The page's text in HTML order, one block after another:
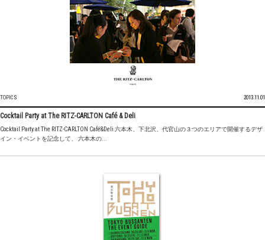
TOPICS 2013.11.01
Cocktail Party at The RITZ-CARLTON Café & Deli
Cocktail Party at The RITZ-CARLTON Café&Deli 六本木、下北沢、代官山の３つのエリアで開催するデザ
イン・イベントを記念して、 六本木の...